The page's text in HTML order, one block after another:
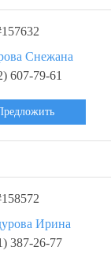
Снежана
607-79-61
Ирина
387-26-77